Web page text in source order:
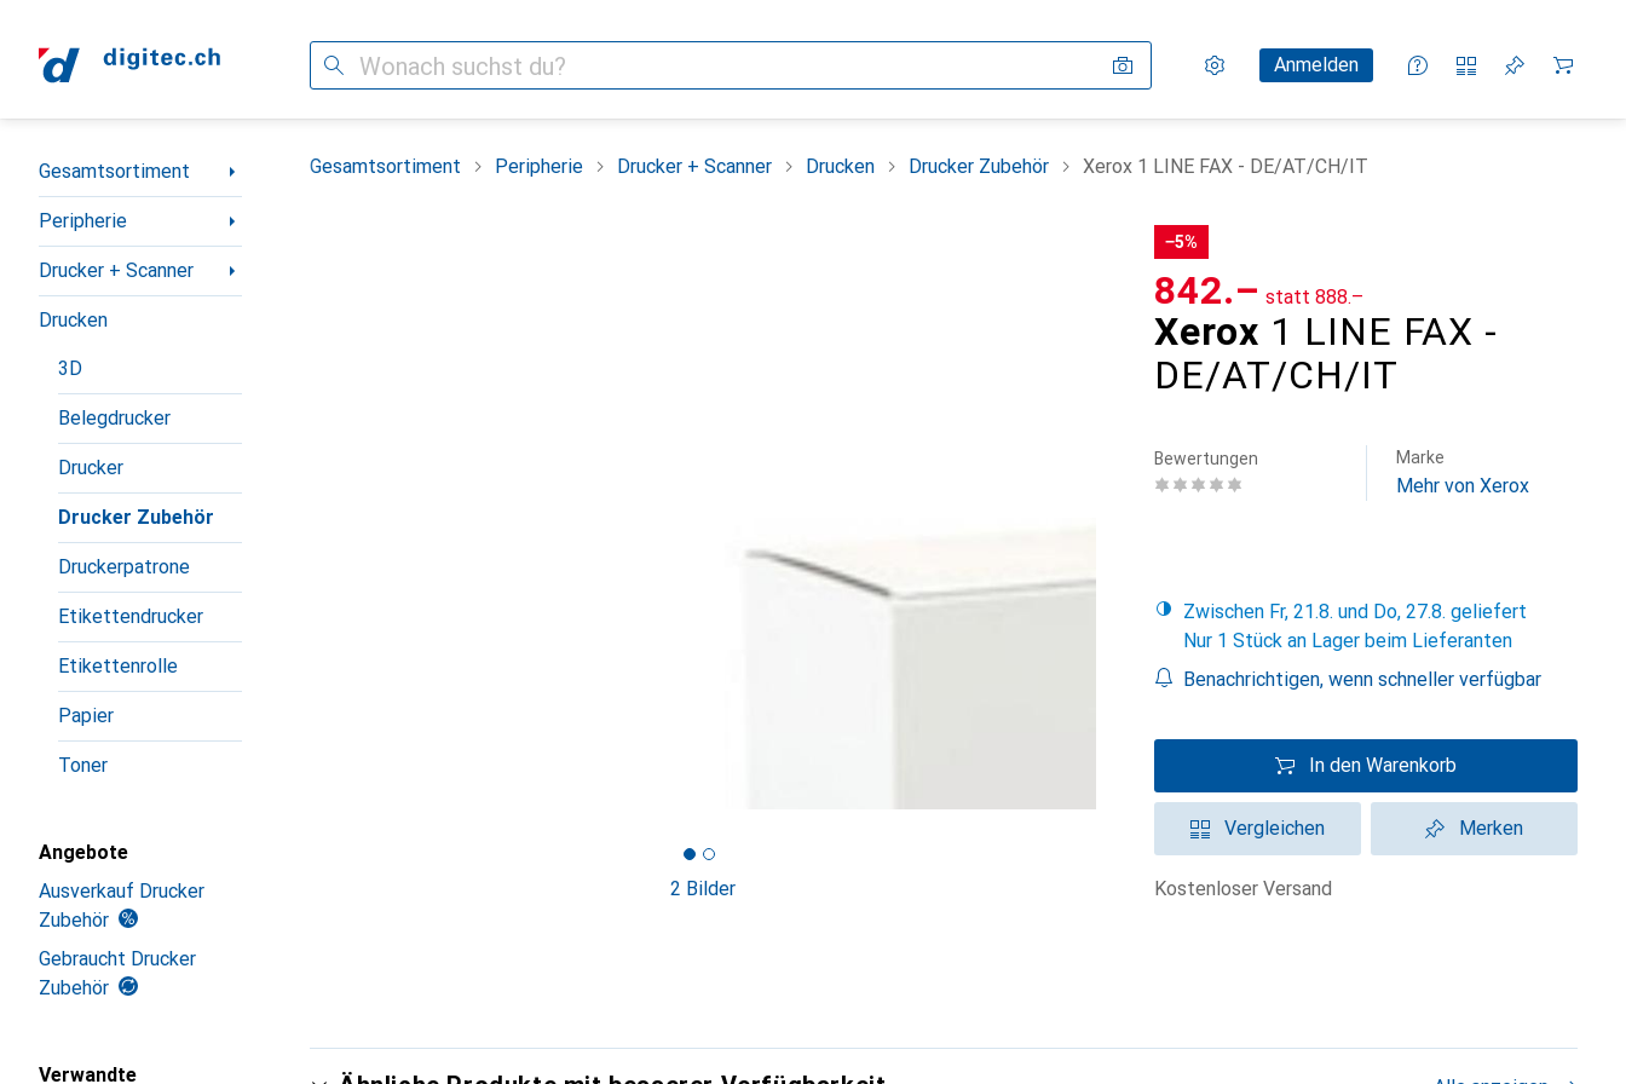
Suche Einstellungen
KundenkontoAnmelden
Vergleichslisten
Merklisten
Warenkorb
Navigation nach Kategorien
Gesamtsortiment
Peripherie
Drucker + Scanner
Drucken
3D
Belegdrucker
Drucker
Drucker Zubehör
Druckerpatrone
Etikettendrucker
Etikettenrolle
Papier
Toner
Angebote
Ausverkauf Drucker
Zubehör
Gebraucht Drucker
Zubehör
Verwandte
Gesamtsortiment Peripherie Drucker + Scanner Drucken Drucker Zubehör Xerox 1 LINE FAX - DE/AT/CH/IT
2 Bilder
−5%
Xerox 1 LINE FAX -
DE/AT/CH/IT
CHF
842.– statt CHF
888.–
Bewertungen Marke
Mehr von Xerox
Zwischen Fr, 21.8. und Do, 27.8. geliefert
Nur 1 Stück an Lager beim Lieferanten
Benachrichtigen, wenn schneller verfügbar
In den Warenkorb
Vergleichen Merken
kostenloser Versand